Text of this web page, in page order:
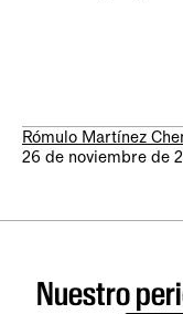
Rómulo Martínez
26 de noviembre de
Nuestro